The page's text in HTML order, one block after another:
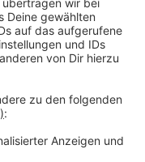
auch für das
im Umfeld
Wachsam zu
die Beamten zu
auch ein Böller-
werden sollte,